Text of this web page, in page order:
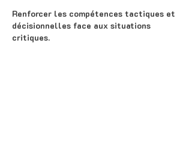
Renforcer les compétences tactiques et
décisionnelles face aux situations
critiques.